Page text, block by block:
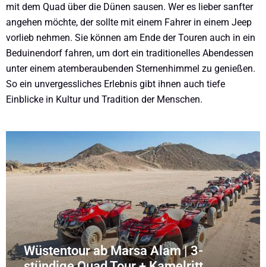
mit dem Quad über die Dünen sausen. Wer es lieber sanfter
angehen möchte, der sollte mit einem Fahrer in einem Jeep
vorlieb nehmen. Sie können am Ende der Touren auch in ein
Beduinendorf fahren, um dort ein traditionelles Abendessen
unter einem atemberaubenden Sternenhimmel zu genießen.
So ein unvergessliches Erlebnis gibt ihnen auch tiefe
Einblicke in Kultur und Tradition der Menschen.
Wüstentour ab Marsa Alam | 3-